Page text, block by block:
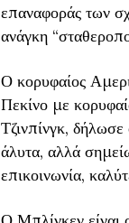
επαναφοράς των
ανάγκη
Ο κορυφαίος
Πεκίνο με
Τζινπίνγκ,
άλυτα, αλλά
επικοινωνία,